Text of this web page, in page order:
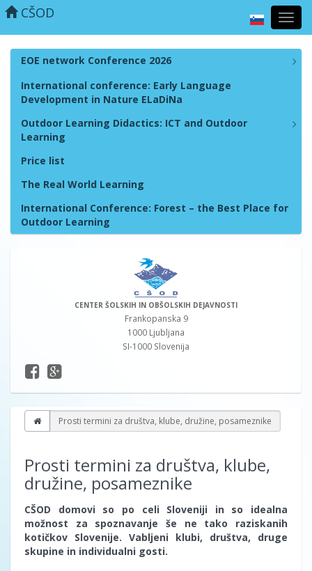
CŠOD
EOE network Conference 2026
International conference: Early Language
Development in Nature ELaDiNa
Outdoor Learning Didactics: ICT and Outdoor
Learning
Price list
The Real World Learning
International Conference: Forest – the Best Place for
Outdoor Learning
CENTER ŠOLSKIH IN OBŠOLSKIH DEJAVNOSTI
Frankopanska 9
1000 Ljubljana
SI-1000 Slovenija
Prosti termini za društva, klube, družine, posameznike
Prosti termini za društva, klube,
družine, posameznike
CŠOD domovi so po celi Sloveniji in so idealna
možnost za spoznavanje še ne tako raziskanih
kotičkov Slovenije. Vabljeni klubi, društva, druge
skupine in individualni gosti.